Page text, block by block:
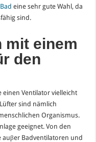
eine sehr gute Wahl, da
sind.
mit einem
den
einen Ventilator vielleicht
sind nämlich
Organismus.
geeignet. Von den
auβer Badventilatoren und